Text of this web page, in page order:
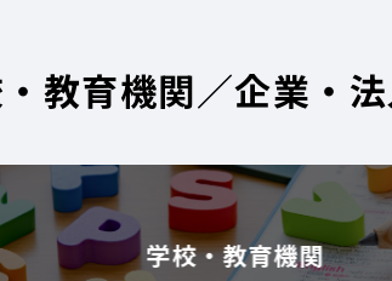
教育機関／企業・
学校・教育機関